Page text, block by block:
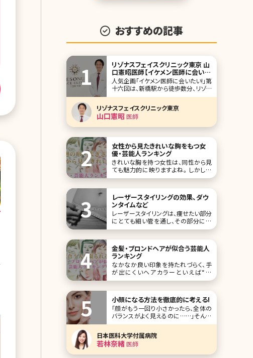
おすすめの記事
リゾナスフェイスクリニック東京 山
口憲昭医師【イケメン医師に会いた
い! 第十六回】
人気企画「イケメン医師に会いたい!」第
十六回は、新橋駅から徒歩数分、リゾナ
スフェイスクリニック東京の山口憲昭
医師（やまぐちかずあき）先生です。
“Quality of Life Surgery”を座右の銘
として、顎顔面手術をはじめ、顔より上
にこだわり総合的に施術を提供する美
リゾナスフェイスクリニック東京
山口憲昭医師
女性から見たきれいな胸をもつ女
優・芸能人ランキング
きれいな胸を持つ女性は、同性から見
ても魅力的に映りますよね。 しかし男
性が感じる魅力的なバストと、女性が
にスポットを当てました。 女優・芸能人
から選んだ10人を、ランキング形式で
ご紹介します。 1位田中みな実
レーザースタイリングの効果、ダウ
ンタイムなど
レーザースタイリングは、痩せたい部分
にとても細い管を通し、その部分に周
波数の異なるレーザー波を流すことで
まな細胞があります。その中でも肥満
に関係しているのが脂肪細胞です。
金髪・ブロンドヘアが似合う芸能人
ランキング
なかなか良い印象を持たれづらく、手
が出にくいヘアカラーといえば“金
髪”です。ですが、人によっては金髪にす
合もあります。 そこで今回は、金髪が魅
力アップにつながっている“金髪が似合
う芸能人”をランキング形式でご紹介し
ていきます。 第1位ローラ
小顔になる方法を徹底的に考える!
「顔がもう一回り小さかったら、全体の
バランスがよく見えるのに……」そんな
風に思ったことはありませんか?背が
高くても低くても、小顔で頭身が多くみ
えればバランスの取れた体型に見えて
「スタイルのいい人」という印象を与え
ることができます。ここでは女性の誰も
日本医科大学付属病院
若林奈緒医師